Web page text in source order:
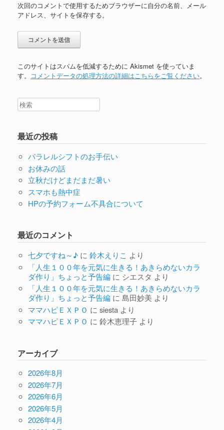
次回のコメントで使用するためブラウザーに自分の名前、メール
アドレス、サイトを保存する。
このサイトはスパムを低減するために Akismet を使っていま
す。 コメントデータの処理方法の詳細はこちらをご覧ください。
最近の投稿
パラレルシフトのお手伝い
お休みの話
立秋だけどまだまだ暑い
スマホも熱中症
HPの予約フォーム不具合について
最近のコメント
七夕ですね～♪に 鈴木えりこ より
「人生１００年を元気に生きる！あきらめないカラ
ダ作り」ちょっと予告編に シエスタ より
「人生１００年を元気に生きる！あきらめないカラ
ダ作り」ちょっと予告編に 島田妙美 より
ママハピＥＸＰＯ に siestaより
ママハピＥＸＰＯ に 鈴木恵理子より
アーカイブ
2026年8月
2026年7月
2026年6月
2026年5月
2026年4月